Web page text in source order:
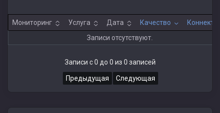
Мониторинг Услуга Дата Качество
Коннекты
Записи отсутствуют.
Записи с 0 до 0 из 0 записей
Предыдущая Следующая